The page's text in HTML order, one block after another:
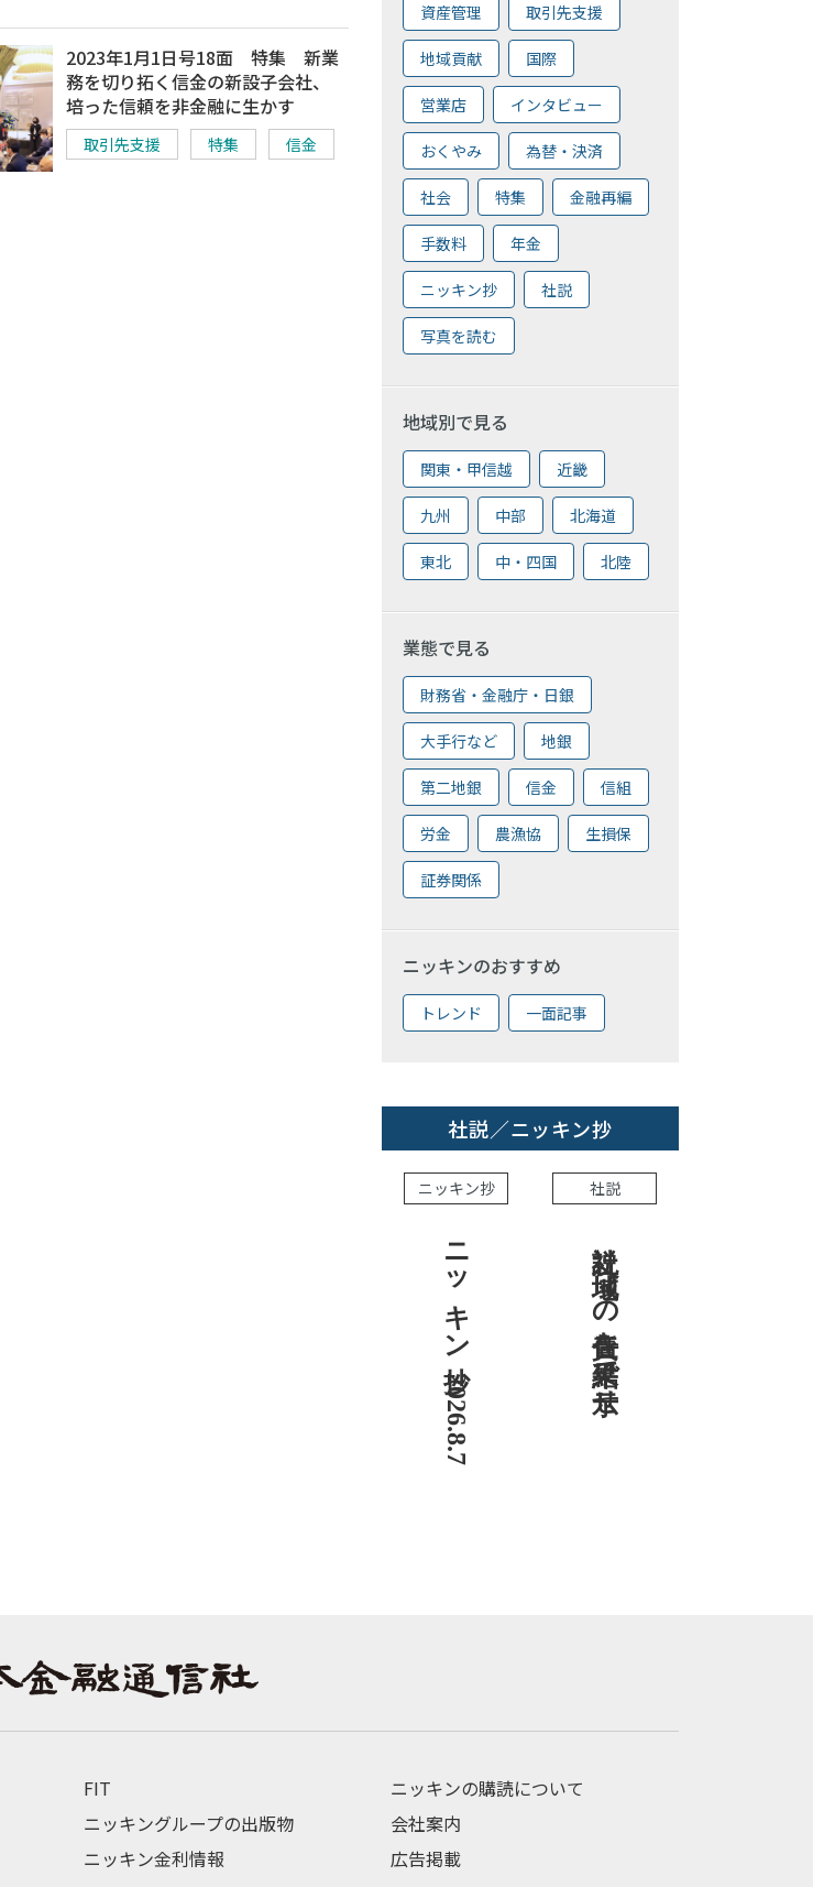
2023年1月1日号18面 特集 新業
務を切り拓く信金の新設子会社、
培った信頼を非金融に生かす
取引先支援 特集 信金
資産管理 取引先支援
地域貢献 国際
営業店 インタビュー
おくやみ 為替・決済
社会 特集 金融再編
手数料 年金
ニッキン抄 社説
写真を読む
地域別で見る
関東・甲信越 近畿
九州 中部 北海道
東北 中・四国 北陸
業態で見る
財務省・金融庁・日銀
大手行など 地銀
第二地銀 信金 信組
労金 農漁協 生損保
証券関係
ニッキンのおすすめ
トレンド 一面記事
社説／ニッキン抄
ニッキン抄
ニッキン抄 2026.8.7
社説
社説 地域への責任を結果で示せ
FIT
ニッキングループの出版物
ニッキン金利情報
ニッキンの購読について
会社案内
広告掲載